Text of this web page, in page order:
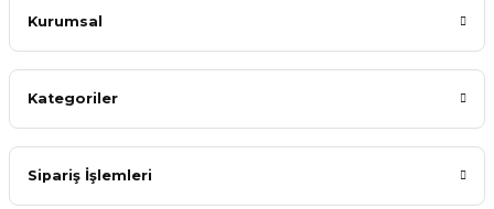
Kurumsal
Kategoriler
Sipariş İşlemleri